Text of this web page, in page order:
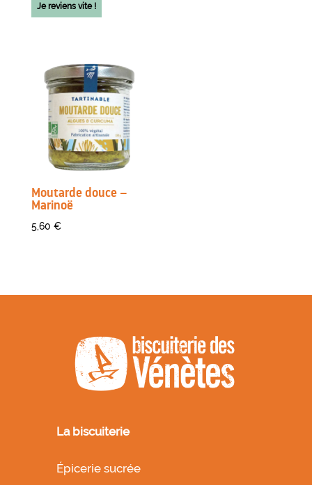
Je reviens vite !
Moutarde douce –
Marinoë
5,60 €
La biscuiterie
Épicerie sucrée